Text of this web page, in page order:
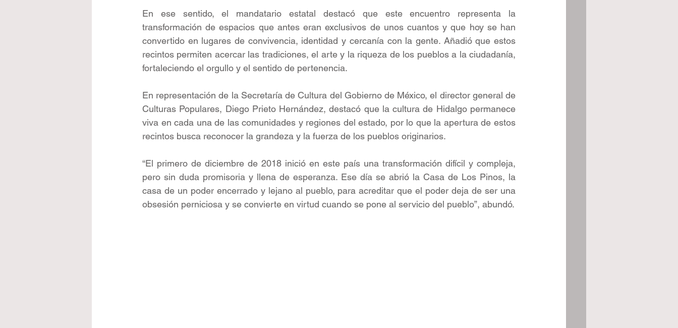
En ese sentido, el mandatario estatal destacó que este encuentro representa la
transformación de espacios que antes eran exclusivos de unos cuantos y que hoy se han
convertido en lugares de convivencia, identidad y cercanía con la gente. Añadió que estos
recintos permiten acercar las tradiciones, el arte y la riqueza de los pueblos a la ciudadanía,
fortaleciendo el orgullo y el sentido de pertenencia.
En representación de la Secretaría de Cultura del Gobierno de México, el director general de
Culturas Populares, Diego Prieto Hernández, destacó que la cultura de Hidalgo permanece
viva en cada una de las comunidades y regiones del estado, por lo que la apertura de estos
recintos busca reconocer la grandeza y la fuerza de los pueblos originarios.
“El primero de diciembre de 2018 inició en este país una transformación difícil y compleja,
pero sin duda promisoria y llena de esperanza. Ese día se abrió la Casa de Los Pinos, la
casa de un poder encerrado y lejano al pueblo, para acreditar que el poder deja de ser una
obsesión perniciosa y se convierte en virtud cuando se pone al servicio del pueblo”, abundó.